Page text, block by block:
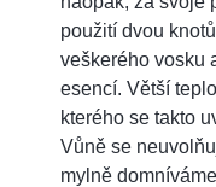
použití dvou
veškerého vosku
esencí. Větší
kterého se takto
Vůně se
mylně